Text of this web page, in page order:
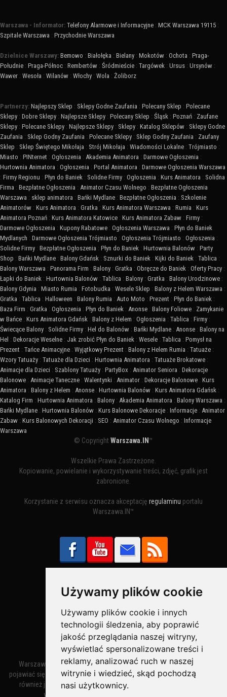
Używamy plików cookie
Używamy plików cookie i innych
technologii śledzenia, aby poprawić
jakość przeglądania naszej witryny,
wyświetlać spersonalizowane treści i
reklamy, analizować ruch w naszej
witrynie i wiedzieć, skąd pochodzą
nasi użytkownicy.
Warszawa - Informator: Telefony Alarmowe i Informacyjne : MCK Warszawa 19115 :
Szpitale Warszawa : Przychodnie Warszawa
Dzielnice Warszawy: Bemowo : Białołęka : Bielany : Mokotów : Ochota : Praga-
Południe : Praga-Północ : Rembertów : Śródmieście : Targówek : Ursus : Ursynów :
Wawer : Wesoła : Wilanów : Włochy : Wola : Żoliborz
Partnerzy: Najlepszy Sklep : Sklepy Godne Zaufania : Polecany Sklep : Polecane
Sklepy : Dobre Sklepy : Najlepsze Sklepy : Polecany Sklep : Śląsk : Poznań : Zaufane
Sklepy : Polecane Sklepy : Najlepsze Sklepy : Sklepy : Katalog Sklepów : Sklepy Godne
Zaufania : Sklep Godny Zaufania : Polecane Sklepy : Sklep Godny Zaufania : Zaufany
Sklep : Sklep Świętego Mikołaja : Strój Mikołaja : Wiadomości Lokalne : Trójmiasto :
Miasto : PINternet : Ogłoszenia : Akademia Animatora : Darmowe Ogłoszenia :
Hurtownia Animatora : Ogłoszenia : Portal Animatora : Darmowe Ogłoszenia Warszawa
: Firmy Regionu : Płyn do Baniek : Solidne Firmy : Ogłoszenia : Kurs Animatora : Solidna
Firma : Bezpłatne Ogłoszenia : Animator Czasu Wolnego : Bezpłatne Ogłoszenia
Warszawa : sklep animatora : Bańki Mydlane : Bezpłatne Ogłoszenia : Szkolenie
Animatorów : Kurs Animatora : Gratka : Kurs Animatora Warszawa : Rumia : Kurs
Animatora Poznań : Kurs Animatora Katowice : Kurs Animatora Zabaw : Firmy :
Darmowe Ogłoszenia : Kupony Rabatowe : Ogłoszenia Warszawa : Płyn do Baniek
Mydlanych : Darmowe Ogłoszenia Trójmiasto : Ogłoszenia Trójmiasto : Ogłoszenia :
Solidne Firmy : Bezpłatne Ogłoszenia : Płyn do Baniek : Hurtownia Balonów : Party
Shop : Bańki Mydlane : Balony Gdańsk : Sznurki do Baniek : Kijki do Baniek : Tablica :
Balony Warszawa : Panorama Firm : Balony : Gratka : Obręcze do Baniek : Oferty Pracy :
Łapki do Baniek : Hurtownia Balonów : Tablica : Balony : Gratka : Balony Urodzinowe :
Balony Gdynia : Miasto Rumia : Fotobudka : Wesele Sklep : Balony z Helem Warszawa :
Gratka : Tablica : Halloween : Balony Rumia : Auto Moto : Prezent : Płyn do Baniek :
Baza Firm : Gratka : Ogłoszenia : Płyn do Baniek : Anonse : Balony Foliowe : Zamykanie
w Bańce : Kurs Animatora Gdańsk : Balony z Helem : Ogłoszenia : Tablica : Firmy :
Świecące Balony : Solidne Firmy : Hel do Balonów : Bańki Mydlane : Anonse : Balony na
Hel : Dekoracje Weselne : Jak zrobić Płyn do Baniek : Wesele : Tablica : Pomysł na
Prezent : Tańce Animacyjne : Wyjątkowy Prezent : Balony z Helem Rumia : Tatuaże :
Wzory Tatuaży : Tatuaże dla Dzieci : Hurtownia Animatora : Tatuaże Brokatowe :
Animacje dla Dzieci : Szablony Tatuaży : PartyBox : Animator Seniora : Dekoracje
Balonowe : Animacje Taneczne : Walentynki : Animator : Dekoracje Balonowe : Kurs
Animatora : Balony z Helem : Anonse : Hurtownia Balonów : Kurs Animatora Gdańsk :
Katalog Firm : Hurtownia Animatora : Balony : Akademia Animatora : Balony Warszawa :
Bańki Mydlane : Hurtownia Balonów : Kurs Balonowe Dekoracje : Informacje : Animator
Zabaw : Kurs Balonowych Dekoracji : SEO : Animator Czasu Wolnego : Informacje
Warszawa
© CopyrightWarszawa.IN ™
Wszelkie Prawa Zastrzeżone.
Kopiowanie, powielanie i wykorzystywanie treści, zdjęć, grafik jest
zabronione.
Korzystanie z serwisu oznacza akceptację regulaminu portalu
Warszawa.IN™
Bezpieczne Płatności obsługuje:
Warszawa – miasto stołeczne Warszawa. Nazwa miasta zaczęła
pojawiać się w dokumentach w XIV wieku jako Warszewa, a od XV wieku
również jako Warszowa. Zmiana nazwy na Warszawa w XV wieku
wynikała z mazowieckiej wymowy dialektycznej.